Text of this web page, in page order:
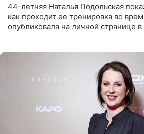
44-летняя Наталья Подольская
как проходит ее тренировка во
опубликовала на личной странице